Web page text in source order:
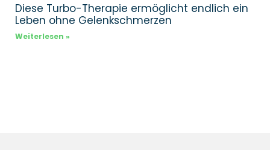
Diese Turbo-Therapie ermöglicht endlich ein
Leben ohne Gelenkschmerzen
Weiterlesen »